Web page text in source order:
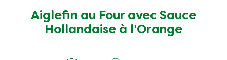
soumise
pour
Aiglefin au Four avec Sauce
Hollandaise à l'Orange